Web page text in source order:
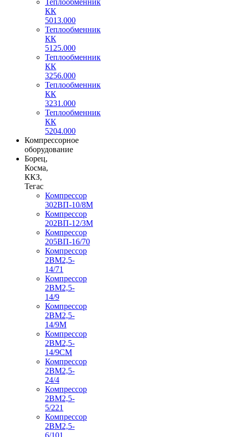
КК
5013.000
Теплообменник
КК
5125.000
Теплообменник
КК
3256.000
Теплообменник
КК
3231.000
Теплообменник
КК
5204.000
Компрессорное
оборудование
Борец,
Косма,
ККЗ,
Тегас
Компрессор
302ВП-10/8М
Компрессор
202ВП-12/3М
Компрессор
205ВП-16/70
Компрессор
2ВМ2,5-
14/71
Компрессор
2ВМ2,5-
14/9
Компрессор
2ВМ2,5-
14/9М
Компрессор
2ВМ2,5-
14/9СМ
Компрессор
2ВМ2,5-
24/4
Компрессор
2ВМ2,5-
5/221
Компрессор
2ВМ2,5-
6/101